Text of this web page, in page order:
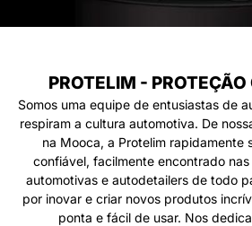
PROTELIM - PROTEÇÃO
Somos uma equipe de entusiastas de
respiram a cultura automotiva. De
na Mooca, a Protelim rapidamente
confiável, facilmente encontrado
automotivas e autodetailers de todo
por inovar e criar novos produtos
ponta e fácil de usar. Nos